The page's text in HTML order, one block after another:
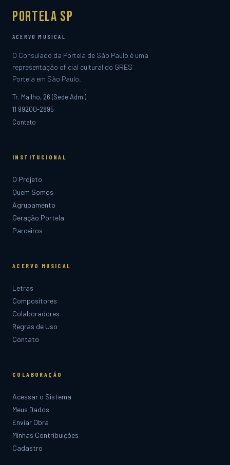
Portela SP
ACERVO MUSICAL
O Consulado da Portela de São Paulo é uma
representação oficial cultural do GRES
Portela em São Paulo.
Tr. Mailho, 26 (Sede Adm.)
11 99200-2895
Contato
INSTITUCIONAL
O Projeto
Quem Somos
Agrupamento
Geração Portela
Parceiros
ACERVO MUSICAL
Letras
Compositores
Colaboradores
Regras de Uso
Contato
COLABORAÇÃO
Acessar o Sistema
Meus Dados
Enviar Obra
Minhas Contribuições
Cadastro